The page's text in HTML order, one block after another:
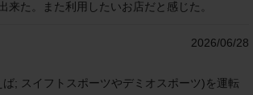
来た。また利用したいお店だと感じた。
2026/06/28
; スイフトスポーツやデミオスポーツ)を運転